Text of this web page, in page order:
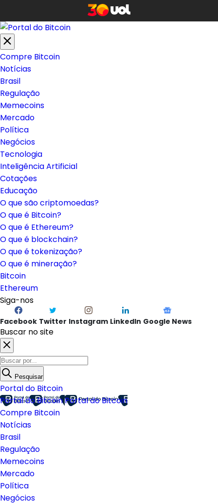
Compre Bitcoin
Notícias
Brasil
Regulação
Memecoins
Mercado
Política
Negócios
Tecnologia
Inteligência Artificial
Cotações
Educação
O que são criptomoedas?
O que é Bitcoin?
O que é Ethereum?
O que é blockchain?
O que é tokenização?
O que é mineração?
Bitcoin
Ethereum
Siga-nos
Facebook Twitter Instagram LinkedIn Google News
Buscar no site
Pesquisar
Portal do Bitcoin
Portal do BitcoinPortal do Bitcoin
Compre Bitcoin
Notícias
Brasil
Regulação
Memecoins
Mercado
Política
Negócios